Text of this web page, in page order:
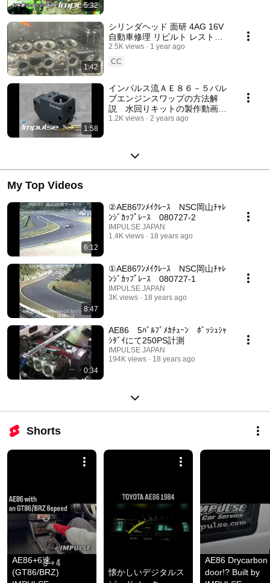
5:32
1:42
シリンダヘッド 面研 4AG 16V
自動車修理 リビルト レストア
インパルス 神戸
2.5K views
1 year ago
CC
1:58
インパルス流ＡＥ８６－５バル
ブエンジンスワップの方法解
説 水回りキットの製作動画
（ショート）
1.2K views 2 years ago
My Top Videos
6:12
②AE86ﾜﾝﾒｲｸﾚｰｽ NSC岡山ﾁｬﾚ
ﾝｼﾞｶｯﾌﾟﾚｰｽ 080727-2
IMPULSE JAPAN
1.4K views
18 years ago
8:47
①AE86ﾜﾝﾒｲｸﾚｰｽ NSC岡山ﾁｬﾚ
ﾝｼﾞｶｯﾌﾟﾚｰｽ 080727-1
IMPULSE JAPAN
3K views
18 years ago
0:34
AE86 5ﾊﾞﾙﾌﾞﾒｶﾁｭｰﾝ ﾎﾞｯｼｭｼｬ
ｼﾀﾞｲにて250PS計測
IMPULSE JAPAN
194K views
18 years ago
Shorts
AE86+6速
(GT86/BRZ)
懐かしいデジタルス
AE86 Drycarbon
door!? Built by